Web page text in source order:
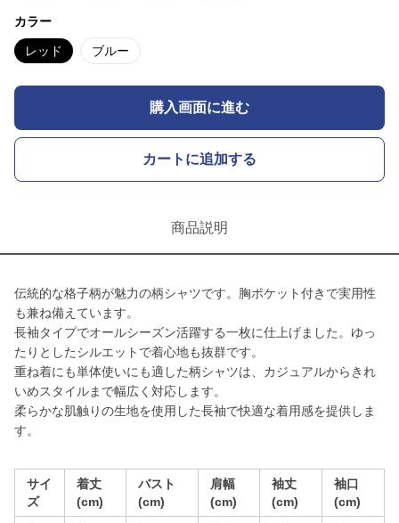
カラー
レッド ブルー
購入画面に進む
カートに追加する
商品説明
伝統的な格子柄が魅力の柄シャツです。胸ポケット付きで実用性
も兼ね備えています。
長袖タイプでオールシーズン活躍する一枚に仕上げました。ゆっ
たりとしたシルエットで着心地も抜群です。
重ね着にも単体使いにも適した柄シャツは、カジュアルからきれ
いめスタイルまで幅広く対応します。
柔らかな肌触りの生地を使用した長袖で快適な着用感を提供しま
す。
サイ
ズ
着丈
(cm)
バスト
(cm)
肩幅
(cm)
袖丈
(cm)
袖口
(cm)